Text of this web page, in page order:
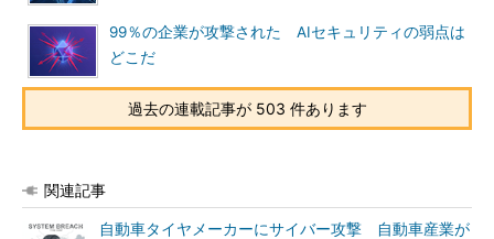
99％の企業が攻撃された AIセキュリティの弱点は
どこだ
過去の連載記事が 503 件あります
関連記事
自動車タイヤメーカーにサイバー攻撃 自動車産業が